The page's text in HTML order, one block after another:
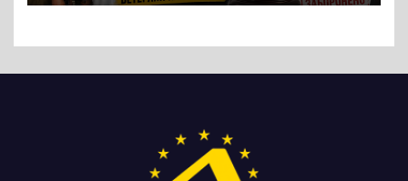
Три», що займається